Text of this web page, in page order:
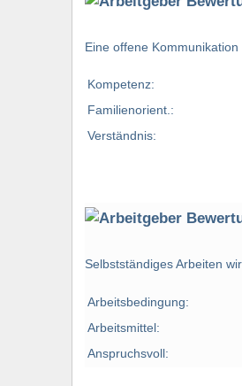
Eine offene
Kompetenz:
Familienorient.:
Verständnis:
Selbstständiges Arbeiten
Arbeitsbedingung:
Arbeitsmittel:
Anspruchsvoll: